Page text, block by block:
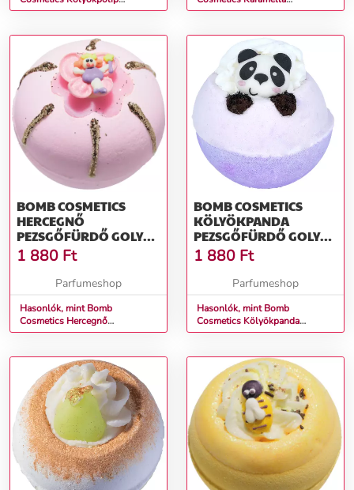
Pezsgőfürdő Golyó 160 g
Pezsgőfürdő Golyó 160 g
BOMB COSMETICS
HERCEGNŐ
PEZSGŐFÜRDŐ GOLYÓ
160 G
1 880 Ft
Parfumeshop
Hasonlók, mint Bomb
Cosmetics Hercegnő
Pezsgőfürdő Golyó 160 g
BOMB COSMETICS
KÖLYÖKPANDA
PEZSGŐFÜRDŐ GOLYÓ
160 G
1 880 Ft
Parfumeshop
Hasonlók, mint Bomb
Cosmetics Kölyökpanda
Pezsgőfürdő Golyó 160 g